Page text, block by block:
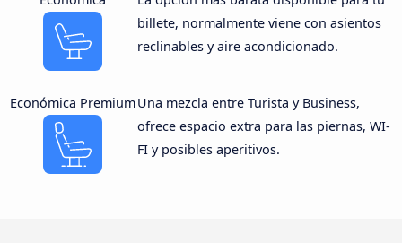
billete, normalmente viene con asientos
reclinables y aire acondicionado.
Económica PremiumUna mezcla entre Turista y Business,
ofrece espacio extra para las piernas, WI-
FI y posibles aperitivos.